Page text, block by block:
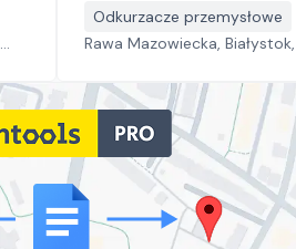
Odkurzacze przemysłowe
Rawa Mazowiecka,
Płock, Jawor, Pabianice,